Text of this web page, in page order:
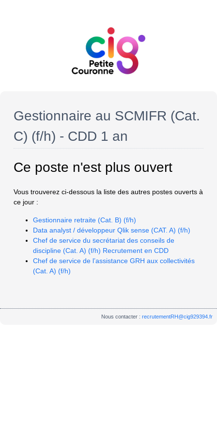
Gestionnaire au SCMIFR (Cat.
C) (f/h) - CDD 1 an
Ce poste n'est plus ouvert
Vous trouverez ci-dessous la liste des autres postes ouverts à
ce jour :
Gestionnaire retraite (Cat. B) (f/h)
Data analyst / développeur Qlik sense (CAT. A) (f/h)
Chef de service du secrétariat des conseils de
discipline (Cat. A) (f/h) Recrutement en CDD
Chef de service de l’assistance GRH aux collectivités
(Cat. A) (f/h)
Nous contacter :recrutementRH@cig929394.fr